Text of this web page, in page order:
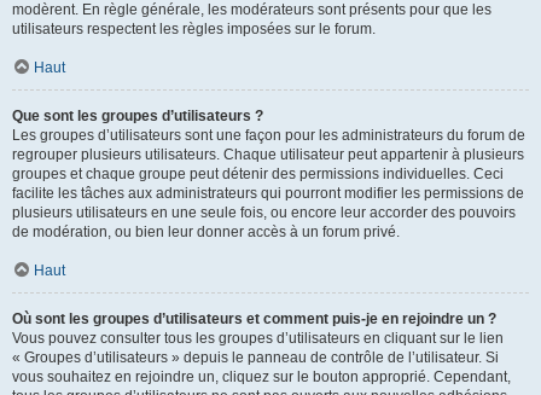
modèrent. En règle générale, les modérateurs sont présents pour que les
utilisateurs respectent les règles imposées sur le forum.
Haut
Que sont les groupes d’utilisateurs ?
Les groupes d’utilisateurs sont une façon pour les administrateurs du forum de
regrouper plusieurs utilisateurs. Chaque utilisateur peut appartenir à plusieurs
groupes et chaque groupe peut détenir des permissions individuelles. Ceci
facilite les tâches aux administrateurs qui pourront modifier les permissions de
plusieurs utilisateurs en une seule fois, ou encore leur accorder des pouvoirs
de modération, ou bien leur donner accès à un forum privé.
Haut
Où sont les groupes d’utilisateurs et comment puis-je en rejoindre un ?
Vous pouvez consulter tous les groupes d’utilisateurs en cliquant sur le lien
« Groupes d’utilisateurs » depuis le panneau de contrôle de l’utilisateur. Si
vous souhaitez en rejoindre un, cliquez sur le bouton approprié. Cependant,